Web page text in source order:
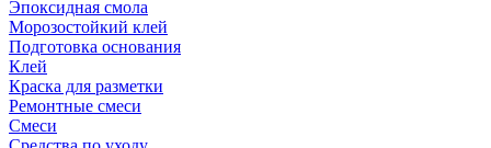
Эпоксидная смола
Морозостойкий клей
Подготовка основания
Клей
Краска для разметки
Ремонтные смеси
Смеси